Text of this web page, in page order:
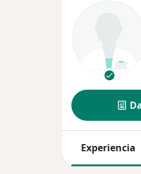
Experiencia